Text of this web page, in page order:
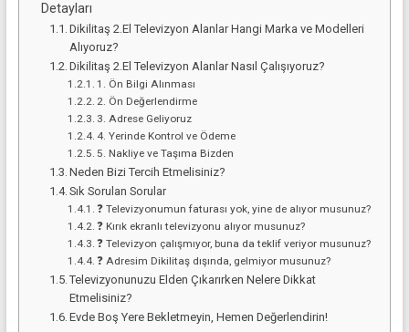
Detayları
Dikilitaş 2.El Televizyon Alanlar Hangi Marka ve Modelleri
Alıyoruz?
Dikilitaş 2.El Televizyon Alanlar Nasıl Çalışıyoruz?
1. Ön Bilgi Alınması
2. Ön Değerlendirme
3. Adrese Geliyoruz
4. Yerinde Kontrol ve Ödeme
5. Nakliye ve Taşıma Bizden
Neden Bizi Tercih Etmelisiniz?
Sık Sorulan Sorular
❓ Televizyonumun faturası yok, yine de alıyor musunuz?
❓ Kırık ekranlı televizyonu alıyor musunuz?
❓ Televizyon çalışmıyor, buna da teklif veriyor musunuz?
❓ Adresim Dikilitaş dışında, gelmiyor musunuz?
Televizyonunuzu Elden Çıkarırken Nelere Dikkat
Etmelisiniz?
Evde Boş Yere Bekletmeyin, Hemen Değerlendirin!